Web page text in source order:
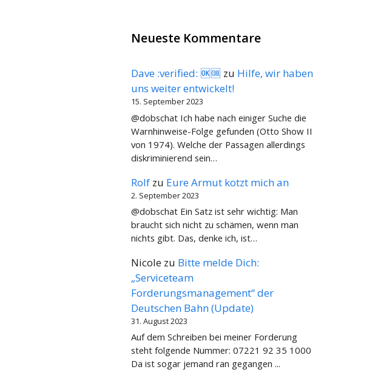
Neueste Kommentare
Dave :verified: 🆗🆒 zu Hilfe, wir haben
uns weiter entwickelt!
15. September 2023
@dobschat Ich habe nach einiger Suche die
Warnhinweise-Folge gefunden (Otto Show II
von 1974). Welche der Passagen allerdings
diskriminierend sein…
Rolf zu Eure Armut kotzt mich an
2. September 2023
@dobschat Ein Satz ist sehr wichtig: Man
braucht sich nicht zu schämen, wenn man
nichts gibt. Das, denke ich, ist…
Nicole zu Bitte melde Dich:
„Serviceteam
Forderungsmanagement“ der
Deutschen Bahn (Update)
31. August 2023
Auf dem Schreiben bei meiner Forderung
steht folgende Nummer: 07221 92 35 1000
Da ist sogar jemand ran gegangen ...